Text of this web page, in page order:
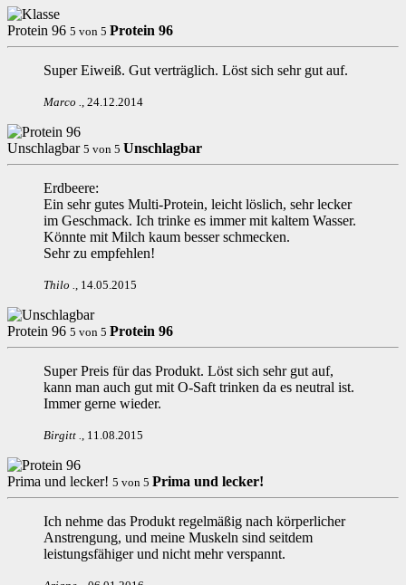
Protein 96 5 von 5 Protein 96
Super Eiweiß. Gut verträglich. Löst sich sehr gut auf.
Marco ., 24.12.2014
Unschlagbar 5 von 5 Unschlagbar
Erdbeere:
Ein sehr gutes Multi-Protein, leicht löslich, sehr lecker
im Geschmack. Ich trinke es immer mit kaltem Wasser.
Könnte mit Milch kaum besser schmecken.
Sehr zu empfehlen!
Thilo ., 14.05.2015
Protein 96 5 von 5 Protein 96
Super Preis für das Produkt. Löst sich sehr gut auf,
kann man auch gut mit O-Saft trinken da es neutral ist.
Immer gerne wieder.
Birgitt ., 11.08.2015
Prima und lecker! 5 von 5 Prima und lecker!
Ich nehme das Produkt regelmäßig nach körperlicher
Anstrengung, und meine Muskeln sind seitdem
leistungsfähiger und nicht mehr verspannt.